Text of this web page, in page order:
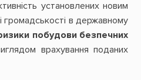
установлених новим
громадськості в державному
побудови безпечних
врахування поданих